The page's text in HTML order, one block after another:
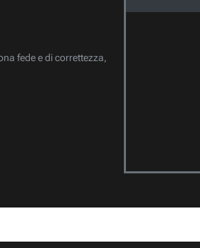
fede e di correttezza,